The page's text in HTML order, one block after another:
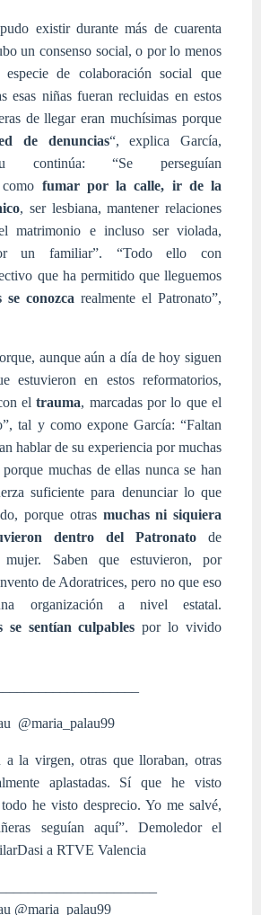
existir durante más de cuarenta
un consenso social, o por lo menos
de colaboración social que
esas niñas fueran recluidas en estos
de llegar eran muchísimas porque
de denuncias“, explica García,
continúa: “Se perseguían
fumar por la calle, ir de la
, ser lesbiana, mantener relaciones
matrimonio e incluso ser violada,
un familiar”. “Todo ello con
que ha permitido que lleguemos
se conozca realmente el Patronato”,
aunque aún a día de hoy siguen
estuvieron en estos reformatorios,
eltrauma, marcadas por lo que el
tal y como expone García: “Faltan
hablar de su experiencia por muchas
muchas de ellas nunca se han
suficiente para denunciar lo que
porque otras muchas ni siquiera
dentro del Patronato de
Saben que estuvieron, por
de Adoratrices, pero no que eso
organización a nivel estatal.
se sentían culpablespor lo vivido
@maria_palau99
a la virgen, otras que lloraban, otras
aplastadas. Sí que he visto
he visto desprecio. Yo me salvé,
seguían aquí”. Demoledor el
a RTVE Valencia
@maria_palau99